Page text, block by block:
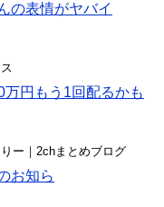
の表情がヤバイ
万円もう1回配るかも
ー｜2chまとめブログ
お知ら